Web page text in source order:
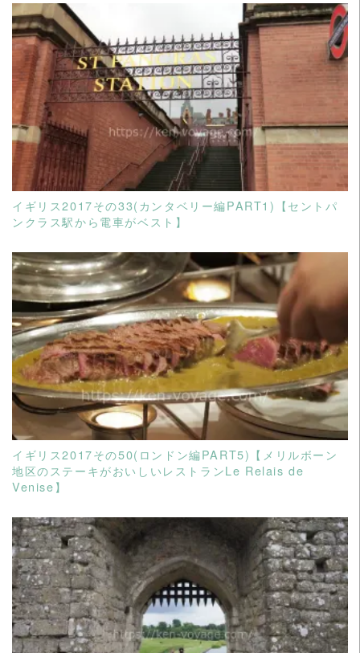
市
訪
問）
READ MORE
イギリス2017その33(カンタベリー編PART1)【セントパ
ンクラス駅から電車がベスト】
READ MORE
イギリス2017その50(ロンドン編PART5)【メリルボーン
地区のステーキがおいしいレストランLe Relais de
Venise】
READ MORE